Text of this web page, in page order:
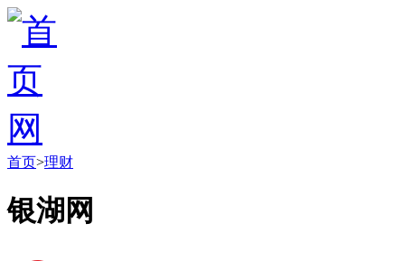
首页>理财
银湖网